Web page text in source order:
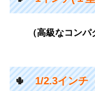
（高級なコンパ
🌵1/2.3インチ